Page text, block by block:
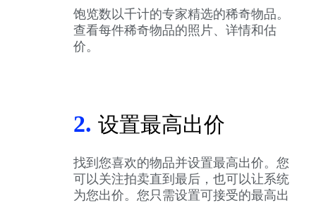
饱览数以千计的专家精选的稀奇物品。
查看每件稀奇物品的照片、详情和估
价。
2. 设置最高出价
找到您喜欢的物品并设置最高出价。您
可以关注拍卖直到最后，也可以让系统
为您出价。您只需设置可接受的最高出